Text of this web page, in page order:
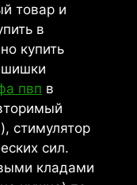
товар и
в
купить
пвп в
стимулятор
сил.
кладами